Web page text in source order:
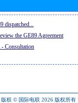
the GE89 Agreement
- Consultation
版权 © 国际电联 2026 版权所有